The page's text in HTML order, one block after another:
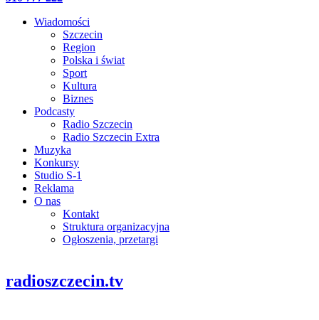
Wiadomości
Szczecin
Region
Polska i świat
Sport
Kultura
Biznes
Podcasty
Radio Szczecin
Radio Szczecin Extra
Muzyka
Konkursy
Studio S-1
Reklama
O nas
Kontakt
Struktura organizacyjna
Ogłoszenia, przetargi
radioszczecin.tv